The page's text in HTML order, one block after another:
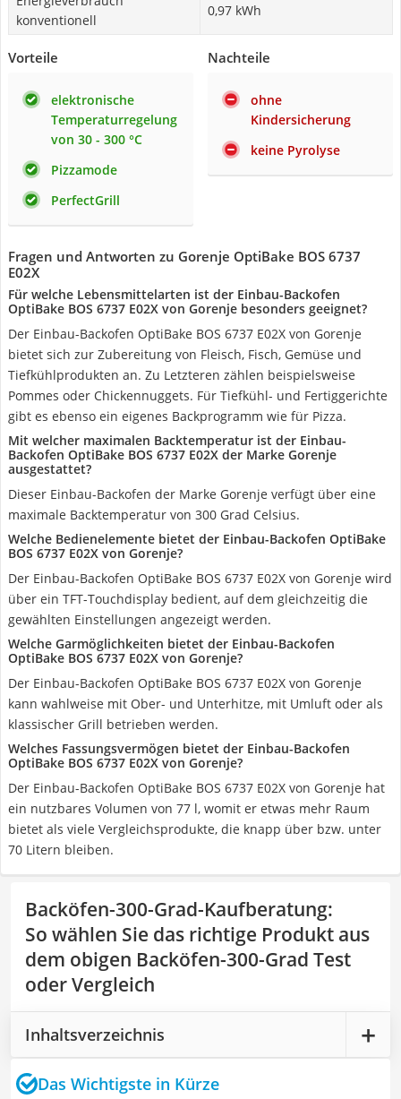
konventionell
0,97 kWh
Vorteile
elektronische
Temperaturregelung
von 30 - 300 °C
Pizzamode
PerfectGrill
Nachteile
ohne
Kindersicherung
keine Pyrolyse
Fragen und Antworten zu Gorenje OptiBake BOS 6737
E02X
Für welche Lebensmittelarten ist der Einbau-Backofen
OptiBake BOS 6737 E02X von Gorenje besonders geeignet?
Der Einbau-Backofen OptiBake BOS 6737 E02X von Gorenje
bietet sich zur Zubereitung von Fleisch, Fisch, Gemüse und
Tiefkühlprodukten an. Zu Letzteren zählen beispielsweise
Pommes oder Chickennuggets. Für Tiefkühl- und Fertiggerichte
gibt es ebenso ein eigenes Backprogramm wie für Pizza.
Mit welcher maximalen Backtemperatur ist der Einbau-
Backofen OptiBake BOS 6737 E02X der Marke Gorenje
ausgestattet?
Dieser Einbau-Backofen der Marke Gorenje verfügt über eine
maximale Backtemperatur von 300 Grad Celsius.
Welche Bedienelemente bietet der Einbau-Backofen OptiBake
BOS 6737 E02X von Gorenje?
Der Einbau-Backofen OptiBake BOS 6737 E02X von Gorenje wird
über ein TFT-Touchdisplay bedient, auf dem gleichzeitig die
gewählten Einstellungen angezeigt werden.
Welche Garmöglichkeiten bietet der Einbau-Backofen
OptiBake BOS 6737 E02X von Gorenje?
Der Einbau-Backofen OptiBake BOS 6737 E02X von Gorenje
kann wahlweise mit Ober- und Unterhitze, mit Umluft oder als
klassischer Grill betrieben werden.
Welches Fassungsvermögen bietet der Einbau-Backofen
OptiBake BOS 6737 E02X von Gorenje?
Der Einbau-Backofen OptiBake BOS 6737 E02X von Gorenje hat
ein nutzbares Volumen von 77 l, womit er etwas mehr Raum
bietet als viele Vergleichsprodukte, die knapp über bzw. unter
70 Litern bleiben.
Backöfen-300-Grad-Kaufberatung:
So wählen Sie das richtige Produkt aus
dem obigen Backöfen-300-Grad Test
oder Vergleich
Inhaltsverzeichnis
Das Wichtigste in Kürze